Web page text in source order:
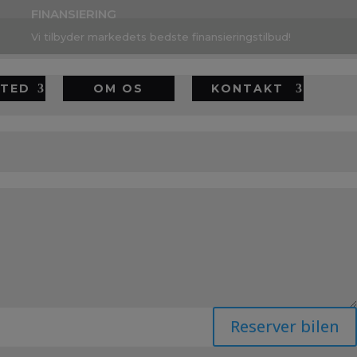
FINANSIERING
Vi tilbyder markedets bedste finansieringstilbud!
OM OS KONTAKT
Reserver bilen